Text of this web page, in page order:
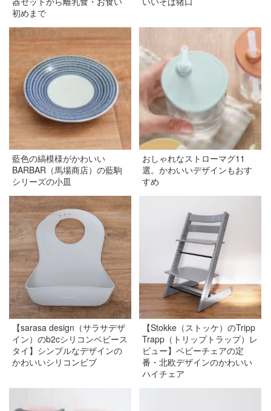
初めまで
藍色の縞模様がかわいい
BARBAR（馬場商店）の藍駒
シリーズの小皿
おしゃれなストローマグ11
選。かわいいデザインもおす
すめ
【sarasa design（サラサデザ
イン）のb2cシリコンベビース
タイ】シンプルなデザインの
かわいいシリコンビブ
【Stokke（ストッケ）のTripp
Trapp（トリップトラップ）レ
ビュー】ベビーチェアの定
番・北欧デザインのかわいい
ハイチェア